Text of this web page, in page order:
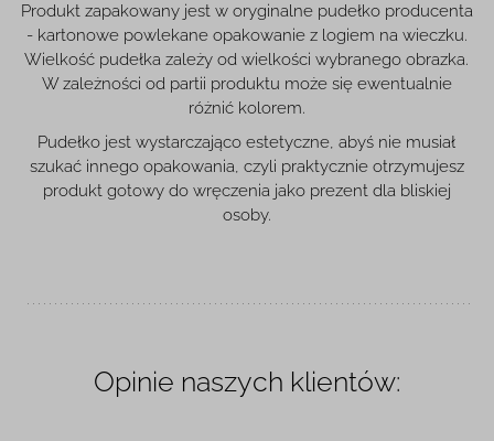
Produkt zapakowany jest w oryginalne pudełko producenta
- kartonowe powlekane opakowanie z logiem na wieczku.
Wielkość pudełka zależy od wielkości wybranego obrazka.
W zależności od partii produktu może się ewentualnie
różnić kolorem.
Pudełko jest wystarczająco estetyczne, abyś nie musiał
szukać innego opakowania, czyli praktycznie otrzymujesz
produkt gotowy do wręczenia jako prezent dla bliskiej
osoby.
Opinie naszych klientów: